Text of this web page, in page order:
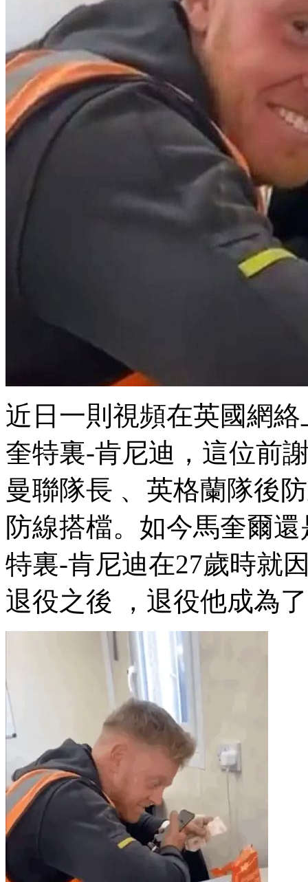
近日一則視頻在英國網絡
奎特裏-肯尼迪 ，這位
曼聯隊長 、英格蘭隊
防線搭檔。如今馬奎爾
特裏-肯尼迪在27歲時就因
退役之後 ，退役他成為